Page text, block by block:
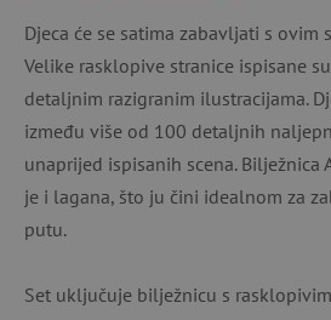
Djeca će se satima zabavljati s ovim
Velike rasklopive stranice ispisane
detaljnim razigranim ilustracijama.
između više od 100 detaljnih
unaprijed ispisanih scena. Bilježnica
je i lagana, što ju čini idealnom za
putu.
Set uključuje bilježnicu s